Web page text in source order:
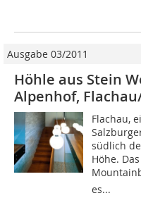
Ausgabe 03/2011
Höhle aus Stein
Alpenhof,
Flachau,
südlich
Höhe.
es...